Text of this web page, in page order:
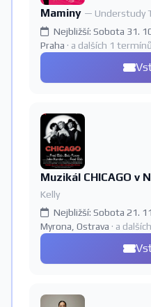
Maminy — Understudy
Nejbližší: Sobota 31.
Praha · a dalších 1 termínů
Muzikál CHICAGO v
Kelly
Nejbližší: Sobota 21.
Myrona, Ostrava · a